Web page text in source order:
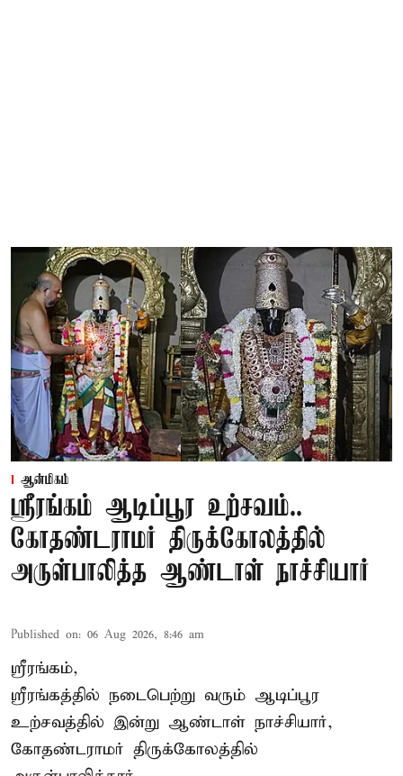
ஆன்மிகம்
ஸ்ரீரங்கம் ஆடிப்பூர உற்சவம்..
கோதண்டராமர் திருக்கோலத்தில்
அருள்பாலித்த ஆண்டாள் நாச்சியார்
Published on: 06 Aug 2026, 8:46 am
ஸ்ரீரங்கம்,
ஸ்ரீரங்கத்தில் நடைபெற்று வரும் ஆடிப்பூர
உற்சவத்தில் இன்று ஆண்டாள் நாச்சியார்,
கோதண்டராமர் திருக்கோலத்தில்